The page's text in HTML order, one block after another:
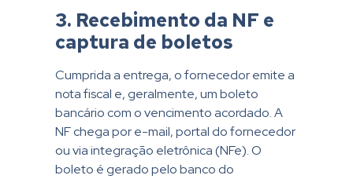
3. Recebimento da NF e
captura de boletos
Cumprida a entrega, o fornecedor emite a
nota fiscal e, geralmente, um boleto
bancário com o vencimento acordado. A
NF chega por e-mail, portal do fornecedor
ou via integração eletrônica (NFe). O
boleto é gerado pelo banco do